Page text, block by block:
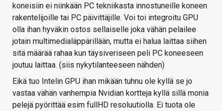
koneisiin ei niinkään PC tekniikasta innostuneille koneen
rakentelijoille tai PC päivittäjille. Voi toi integroitu GPU
olla ihan hyväkin ostos sellaiselle joka vähän pelailee
jotain multimedialäppärillään, mutta ei halua laittaa siihen
sitä määrää rahaa kun täysiveriseen peli PC koneeseen
joutuu laittaa. (siis nykytilanteeseen nähden)
Eikä tuo Intelin GPU ihan mikään tuhnu ole kyllä se jo
vastaa vähän vanhempia Nvidian kortteja kyllä sillä monia
pelejä pyörittää esim fullHD resoluutiolla. Ei tuota ole